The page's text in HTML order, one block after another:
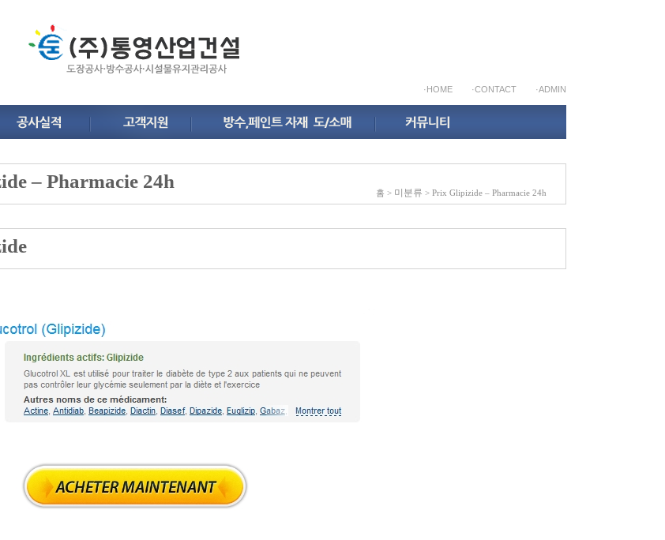
·HOME ·CONTACT ·ADMIN
홈 > 미분류 > Prix Glipizide – Pharmacie 24h
– Pharmacie 24h